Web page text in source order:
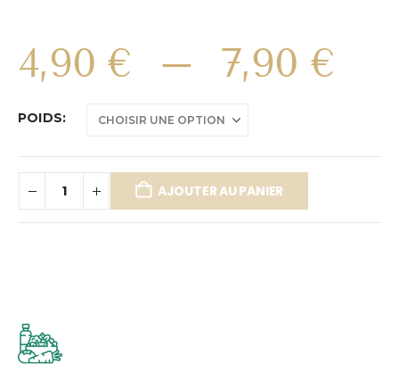
4,90€ – 7,90 €
POIDS
AJOUTER AU PANIER